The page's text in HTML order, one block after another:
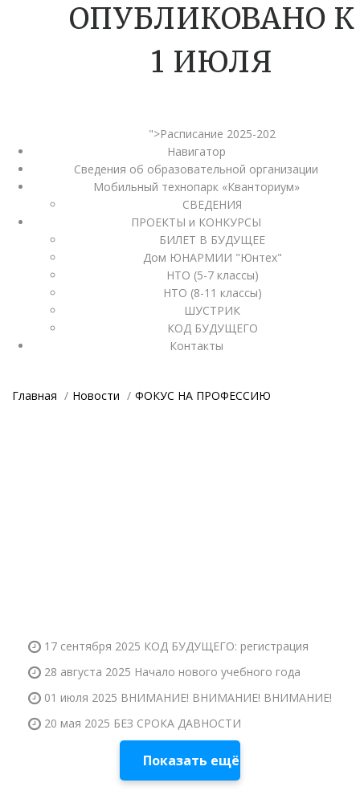
ОПУБЛИКОВАНО К
1 ИЮЛЯ
">Расписание 2025-202
Навигатор
Сведения об образовательной организации
Мобильный технопарк «Кванториум»
СВЕДЕНИЯ
ПРОЕКТЫ и КОНКУРСЫ
БИЛЕТ В БУДУЩЕЕ
Дом ЮНАРМИИ "Юнтех"
НТО (5-7 классы)
НТО (8-11 классы)
ШУСТРИК
КОД БУДУЩЕГО
Контакты
Главная Новости ФОКУС НА ПРОФЕССИЮ
17 сентября 2025 КОД БУДУЩЕГО: регистрация
28 августа 2025 Начало нового учебного года
01 июля 2025 ВНИМАНИЕ! ВНИМАНИЕ! ВНИМАНИЕ!
20 мая 2025 БЕЗ СРОКА ДАВНОСТИ
Показать ещё